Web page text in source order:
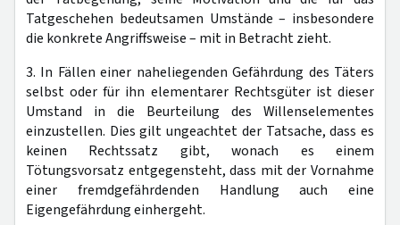
Tatgeschehen bedeutsamen Umstände – insbesondere
die konkrete Angriffsweise – mit in Betracht zieht.
3. In Fällen einer naheliegenden Gefährdung des Täters
selbst oder für ihn elementarer Rechtsgüter ist dieser
Umstand in die Beurteilung des Willenselementes
einzustellen. Dies gilt ungeachtet der Tatsache, dass es
keinen Rechtssatz gibt, wonach es einem
Tötungsvorsatz entgegensteht, dass mit der Vornahme
einer fremdgefährdenden Handlung auch eine
Eigengefährdung einhergeht.